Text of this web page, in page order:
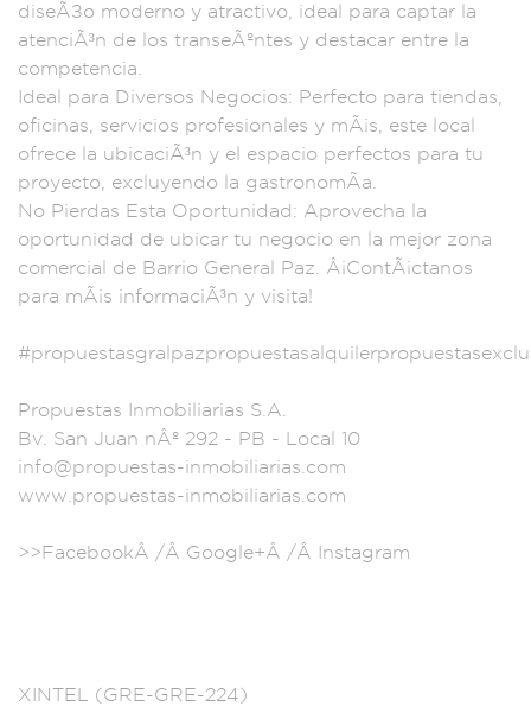
diseÃ±o moderno y atractivo, ideal para captar la
atenciÃ³n de los transeÃºntes y destacar entre la
competencia.
Ideal para Diversos Negocios: Perfecto para tiendas
oficinas, servicios profesional es y mÃ¡s, este local
ofrece l a ubicaciÃ³n y el espacio perfectos para tu
proyecto, excluyendo la gastronomÃ­a.
No Pierdas Esta Oportunidad: Aprovecha la
oportunidad de ubicar tu negocio en la mejor zona
comercial de Barrio General Paz.
Â¡ContÃ¡ctanos
para mÃ¡s informaciÃ³n y visita!
#propuestasgralpazpropuestasalquilerpropuestasex
Propuestas Inmobiliarias S.A.
Bv. San Juan nÂº 292 - PB - Local 10
info@propuestas-inmobi liarias.com
www.propuestas-inmobiliarias.com
>>FacebookÂ /Â Google+Â /Â Instagram
X INTEL (GRE-GRE-224)